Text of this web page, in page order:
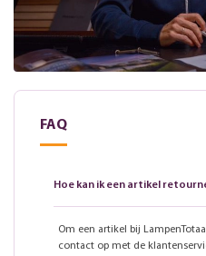
FAQ
Hoe kan ik een artikel
Om een artikel bij
contact op met de